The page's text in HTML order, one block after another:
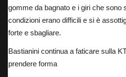
gomme da bagnato e i giri che sono
condizioni erano difficili e si è
forte e sbagliare.
Bastianini continua a faticare sulla
prendere forma